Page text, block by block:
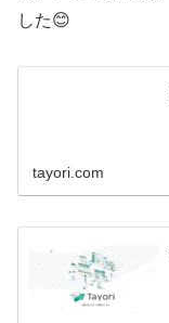
した😊
tayori.com